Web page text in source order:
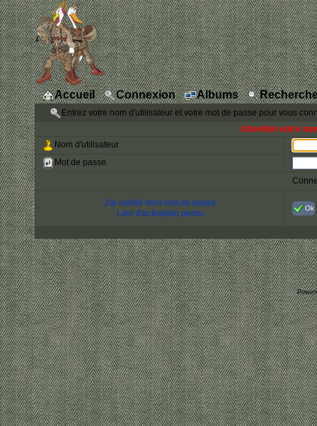
Accueil Connexion Albums
Entrez votre nom d'utilisateur et votre mot de passe pour vous
Attention votre
Nom d'utilisateur
Mot de passe
J'ai oublié mon mot de passe
Lien d'activation perdu
Ok